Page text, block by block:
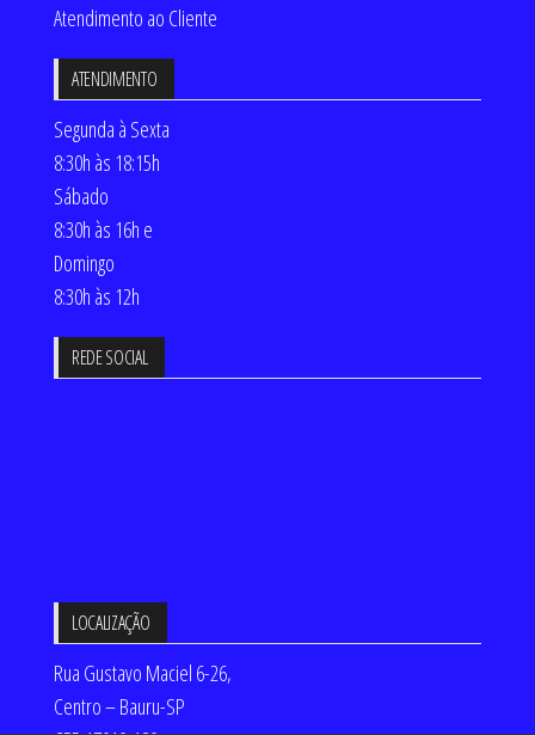
Atendimento ao Cliente
ATENDIMENTO
Segunda à Sexta
8:30h às 18:15h
Sábado
8:30h às 16h e
Domingo
8:30h às 12h
REDE SOCIAL
LOCALIZAÇÃO
Rua Gustavo Maciel 6-26,
Centro – Bauru-SP